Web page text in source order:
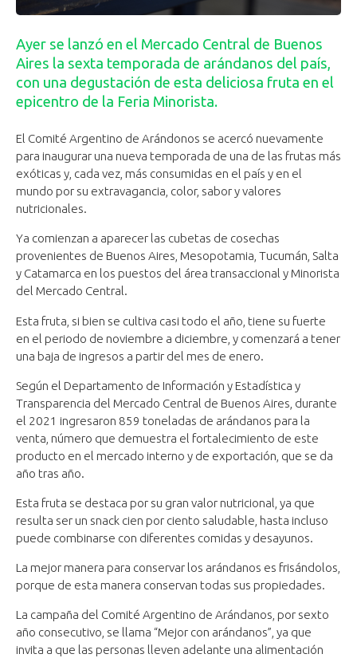
Ayer se lanzó en el Mercado Central de Buenos
Aires la sexta temporada de arándanos del país,
con una degustación de esta deliciosa fruta en el
epicentro de la Feria Minorista.
El Comité Argentino de Arándonos se acercó nuevamente
para inaugurar una nueva temporada de una de las frutas más
exóticas y, cada vez, más consumidas en el país y en el
mundo por su extravagancia, color, sabor y valores
nutricionales.
Ya comienzan a aparecer las cubetas de cosechas
provenientes de Buenos Aires, Mesopotamia, Tucumán, Salta
y Catamarca en los puestos del área transaccional y Minorista
del Mercado Central.
Esta fruta, si bien se cultiva casi todo el año, tiene su fuerte
en el periodo de noviembre a diciembre, y comenzará a tener
una baja de ingresos a partir del mes de enero.
Según el Departamento de Información y Estadística y
Transparencia del Mercado Central de Buenos Aires, durante
el 2021 ingresaron 859 toneladas de arándanos para la
venta, número que demuestra el fortalecimiento de este
producto en el mercado interno y de exportación, que se da
año tras año.
Esta fruta se destaca por su gran valor nutricional, ya que
resulta ser un snack cien por ciento saludable, hasta incluso
puede combinarse con diferentes comidas y desayunos.
La mejor manera para conservar los arándanos es frisándolos,
porque de esta manera conservan todas sus propiedades.
La campaña del Comité Argentino de Arándanos, por sexto
año consecutivo, se llama “Mejor con arándanos”, ya que
invita a que las personas lleven adelante una alimentación